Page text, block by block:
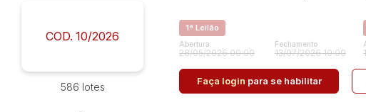
COD. 10/2026
586 lotes
1ª Leilão
Abertura
28/05/2026 00:00
Fechamento
13/07/2026 10:00
Faça login para se habilitar